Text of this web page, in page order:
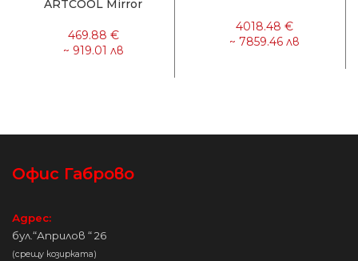
ARTCOOL Mirror
Офис Габрово
Адрес:
бул.“Априлов “ 26
(срещу козирката)